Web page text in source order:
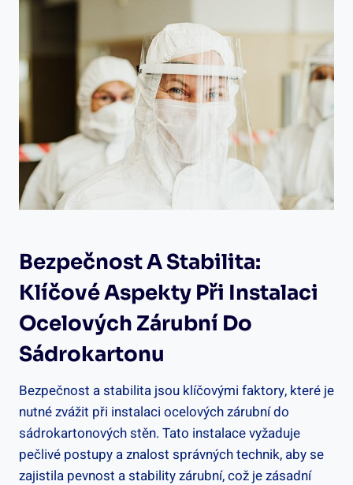
Bezpečnost A Stabilita:
Klíčové Aspekty Při Instalaci
Ocelových Zárubní Do
Sádrokartonu
Bezpečnost a stabilita jsou klíčovými faktory, které je
nutné zvážit při instalaci ocelových zárubní do
sádrokartonových stěn. Tato instalace vyžaduje
pečlivé postupy a znalost správných technik, aby se
zajistila pevnost a stability zárubní, což je zásadní